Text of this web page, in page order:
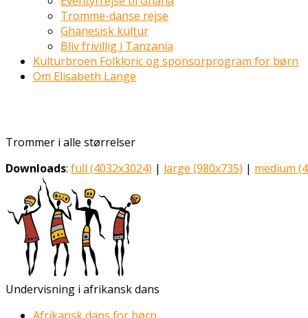
Tromme-danse rejse
Ghanesisk kultur
Bliv frivillig i Tanzania
Kulturbroen Folkloric og sponsorprogram for børn
Om Elisabeth Lange
Trommer i alle størrelser
Downloads: full (4032x3024) | large (980x735) | medium
Undervisning i afrikansk dans